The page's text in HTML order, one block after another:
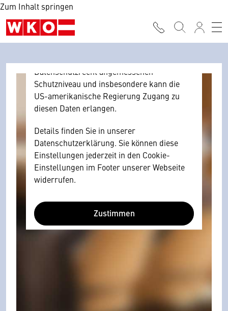
Zum Inhalt springen
Browser personenbezogene technische
Daten zu Geräten und Nutzerverhalten
mitunter mit US-amerikanischen Anbietern
Datenschutzrecht angemessenen
Schutzniveau und insbesondere kann die
US-amerikanische Regierung Zugang zu
diesen Daten erlangen.
Details finden Sie in unserer
Datenschutzerklärung. Sie können diese
Einstellungen jederzeit in den Cookie-
Einstellungen im Footer unserer Webseite
widerrufen.
Zustimmen